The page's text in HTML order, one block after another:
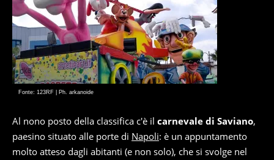
Fonte: 123RF | Ph. arkanoide
Al nono posto della classifica c'è il carnevale di Saviano,
paesino situato alle porte di Napoli: è un appuntamento
molto atteso dagli abitanti (e non solo), che si svolge nel